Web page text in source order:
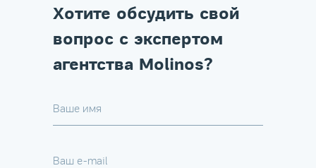
Хотите обсудить свой
вопрос с экспертом
агентства Molinos?
Ваше имя
Ваш e-mail